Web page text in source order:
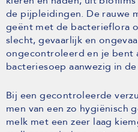
de pijpleidingen. De rauwe
geënt met de bacterieflora
slecht, gevaarlijk en
ongecontroleerd en je bent
bacteriesoep aanwezig in
Bij een gecontroleerde
men van een zo hygiënisch
melk met een zeer laag